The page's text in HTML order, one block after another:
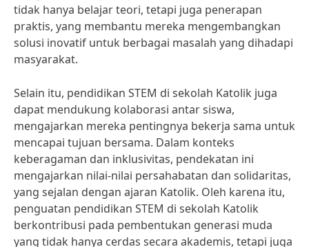
tidak hanya belajar teori, tetapi juga penerapan
praktis, yang membantu mereka mengembangkan
solusi inovatif untuk berbagai masalah yang dihadapi
masyarakat.
Selain itu, pendidikan STEM di sekolah Katolik juga
dapat mendukung kolaborasi antar siswa,
mengajarkan mereka pentingnya bekerja sama untuk
mencapai tujuan bersama. Dalam konteks
keberagaman dan inklusivitas, pendekatan ini
mengajarkan nilai-nilai persahabatan dan solidaritas,
yang sejalan dengan ajaran Katolik. Oleh karena itu,
penguatan pendidikan STEM di sekolah Katolik
berkontribusi pada pembentukan generasi muda
yang tidak hanya cerdas secara akademis, tetapi juga